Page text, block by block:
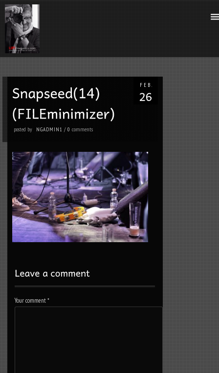
FEB.
posted by NGADMIN1 /0comments
Your comment*